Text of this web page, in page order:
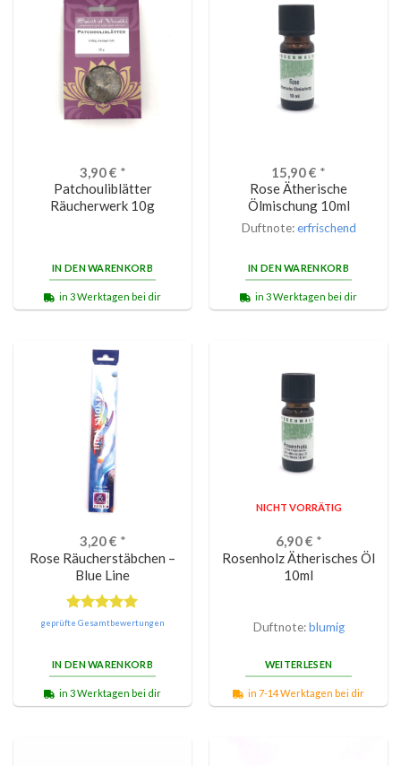
3,90€ *
Patchouliblätter
Räucherwerk 10g
IN DEN WARENKORB
in 3 Werktagen bei dir
15,90€ *
Rose Ätherische
Ölmischung 10ml
Duftnote:erfrischend
IN DEN WARENKORB
in 3 Werktagen bei dir
3,20€ *
Rose Räucherstäbchen –
Blue Line
Bewertet
geprüfte Gesamtbewertungen
IN DEN WARENKORB
in 3 Werktagen bei dir
NICHT VORRÄTIG
6,90€ *
Rosenholz Ätherisches Öl
10ml
Duftnote:blumig
WEITERLESEN
in 7-14 Werktagen bei dir